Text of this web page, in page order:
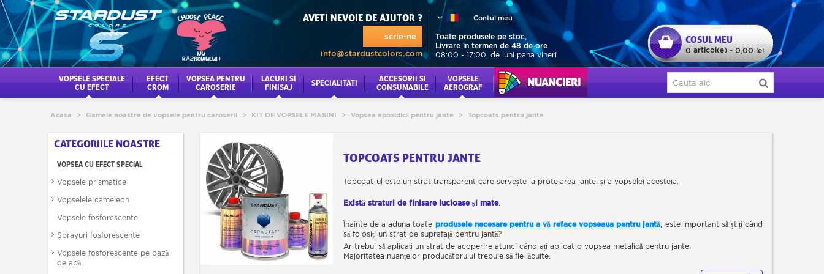
COSUL MEU
0 articol(e) - 0,00 lei
AVETI NEVOIE DE AJUTOR ?
scrie-ne
info@stardustcolors.com
Contul meu
Toate produsele pe stoc,
Livrare în termen de 48 de ore
08:00 - 17:00, de luni pana vineri
VOPSELE SPECIALE
CU EFECT
EFECT
CROM
VOPSEA PENTRU
CAROSERIE
LACURI SI
FINISAJ
SPECIALITATI
ACCESORII SI
CONSUMABILE
VOPSELE
AEROGRAF
NUANCIERI
Acasa > Gamele noastre de vopsele pentru caroserii > KIT DE VOPSELE MASINI > Vopsea epoxidică pentru jante > Topcoats pentru jante
CATEGORIILE NOASTRE
VOPSEA CU EFECT SPECIAL
Vopsele prismatice
Vopselele cameleon
Vopsele fosforescente
Sprayuri fosforescente
Vopsele fosforescente pe bază
de apă
TOPCOATS PENTRU JANTE
Topcoat-ul este un strat transparent care servește la protejarea jantei și a vopselei acesteia.
Există straturi de finisare lucioase și mate.
Înainte de a aduna toate produsele necesare pentru a vă reface vopseaua pentru jantă, este important să știți când
să folosiți un strat de suprafață pentru jantă?
Ar trebui să aplicați un strat de acoperire atunci când ați aplicat o vopsea metalică pentru jante.
Majoritatea nuanțelor producătorului trebuie să fie lăcuite.